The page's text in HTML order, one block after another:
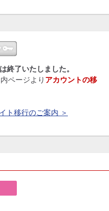
終了いたしました。
ページより アカウントの移
ト移行のご案内 ＞